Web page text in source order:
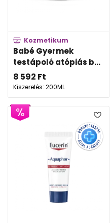
Kozmetikum
Babé Gyermek
testápoló atópiás b...
8 592 Ft
Kiszerelés: 200ML